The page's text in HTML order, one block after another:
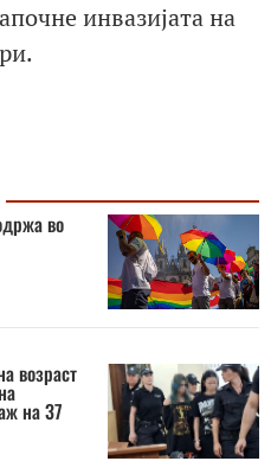
инвазијата на
во
возраст
на 37